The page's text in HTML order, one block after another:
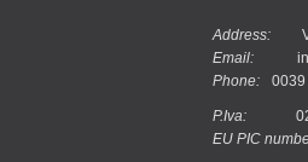
Address:
Email:
Phone:
0039
P.Iva:
EU PIC